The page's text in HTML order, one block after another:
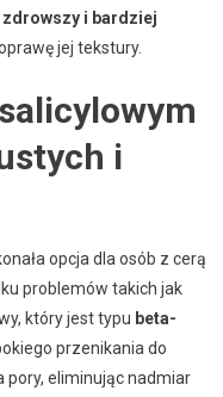
zdrowszy i bardziej
jej tekstury.
i
opcja dla osób z cerą
problemów takich jak
który jest typu beta-
przenikania do
pory, eliminując nadmiar